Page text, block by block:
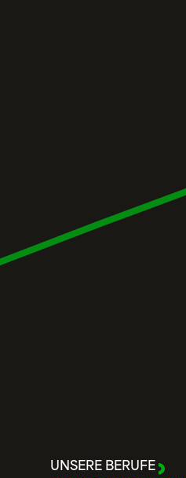
UNSERE BERUFE